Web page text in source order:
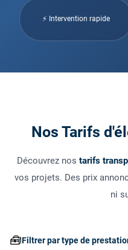
⚡ Intervention rapide
Nos Tarifs
Découvrez nos tarifs
vos projets. Des prix
ni
🧰Filtrer par type de